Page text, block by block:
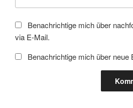
Benachrichtige mich über
via E-Mail.
Benachrichtige mich über neue